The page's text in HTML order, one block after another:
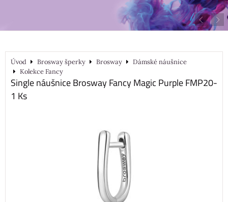
Úvod Brosway šperky Brosway
Dámské náušnice
Kolekce Fancy
Single náušnice Brosway Fancy Magic Purple FMP20-
1 Ks